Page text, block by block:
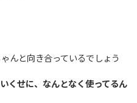
んと向き合っているでしょう
くせに、なんとなく使ってるん